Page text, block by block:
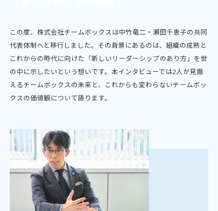
この度、株式会社チームボックスは中竹竜二・瀬田千恵子の共同
代表体制へと移行しました。その背景にあるのは、組織の成熟と
これからの時代に向けた「新しいリーダーシップのあり方」を世
の中に示したいという想いです。本インタビューでは2人が見据
えるチームボックスの未来と、これからも変わらないチームボッ
クスの価値観について語ります。